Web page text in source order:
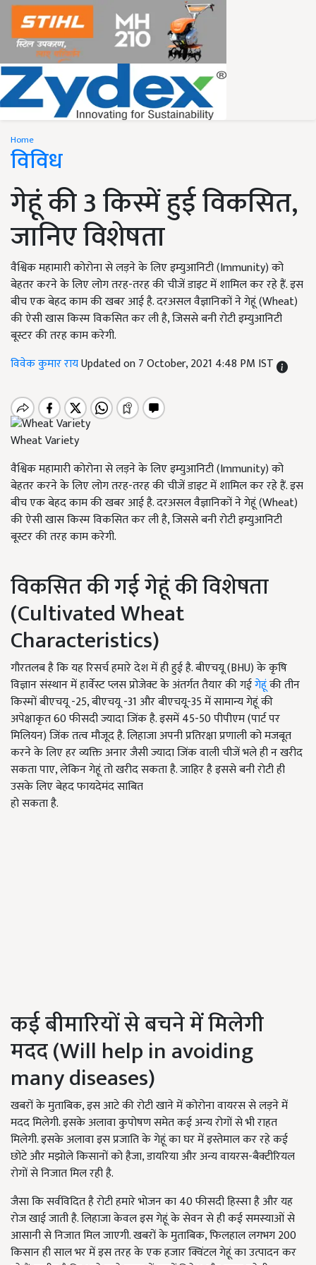
Home
विविध
गेहूं की 3 किस्में हुई विकसित,
जानिए विशेषता
वैश्विक महामारी कोरोना से लड़ने के लिए इम्युआनिटी (Immunity) को
बेहतर करने के लिए लोग तरह-तरह की चीजें डाइट में शामिल कर रहे हैं. इस
बीच एक बेहद काम की खबर आई है. दरअसल वैज्ञानिकों ने गेहूं (Wheat)
की ऐसी खास किस्म विकसित कर ली है, जिससे बनी रोटी इम्युआनिटी
बूस्टर की तरह काम करेगी.
विवेक कुमार रायUpdated on 7 October, 2021 4:48 PM IST
Wheat Variety
वैश्विक महामारी कोरोना से लड़ने के लिए इम्युआनिटी (Immunity) को
बेहतर करने के लिए लोग तरह-तरह की चीजें डाइट में शामिल कर रहे हैं. इस
बीच एक बेहद काम की खबर आई है. दरअसल वैज्ञानिकों ने गेहूं (Wheat)
की ऐसी खास किस्म विकसित कर ली है, जिससे बनी रोटी इम्युआनिटी
बूस्टर की तरह काम करेगी.
विकसित की गई गेहूं की विशेषता
(Cultivated Wheat
Characteristics)
गौरतलब है कि यह रिसर्च हमारे देश में ही हुई है. बीएचयू (BHU) के कृषि
विज्ञान संस्थान में हार्वेस्ट प्लस प्रोजेक्ट के अंतर्गत तैयार की गईगेहूंकी तीन
किस्मों बीएचयू -25, बीएचयू -31 और बीएचयू-35 में सामान्य गेहूं की
अपेक्षाकृत 60 फीसदी ज्यादा जिंक है. इसमें 45-50 पीपीएम (पार्ट पर
मिलियन) जिंक तत्व मौजूद है. लिहाजा अपनी प्रतिरक्षा प्रणाली को मजबूत
करने के लिए हर व्यक्ति अनार जैसी ज्यादा जिंक वाली चीजें भले ही न खरीद
सकता पाए, लेकिन गेहूं तो खरीद सकता है. जाहिर है इससे बनी रोटी ही
उसके लिए बेहद फायदेमंद साबित
हो सकता है.
कई बीमारियों से बचने में मिलेगी
मदद (Will help in avoiding
many diseases)
खबरों के मुताबिक, इस आटे की रोटी खाने में कोरोना वायरस से लड़ने में
मदद मिलेगी. इसके अलावा कुपोषण समेत कई अन्य रोगों से भी राहत
मिलेगी. इसके अलावा इस प्रजाति के गेहूं का घर में इस्तेमाल कर रहे कई
छोटे और मझोले किसानों को हैजा, डायरिया और अन्य वायरस-बैक्टीरियल
रोगों से निजात मिल रही है.
जैसा कि सर्वविदित है रोटी हमारे भोजन का 40 फीसदी हिस्सा है और यह
रोज खाई जाती है. लिहाजा केवल इस गेहूं के सेवन से ही कई समस्याओं से
आसानी से निजात मिल जाएगी. खबरों के मुताबिक, फिलहाल लगभग 200
किसान ही साल भर में इस तरह के एक हजार क्विंटल गेहूं का उत्पादन कर